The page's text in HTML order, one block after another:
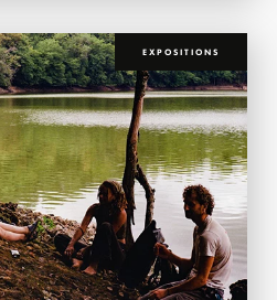
EXPOSITIONS